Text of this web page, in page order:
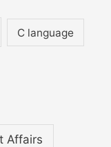
C language
Affairs